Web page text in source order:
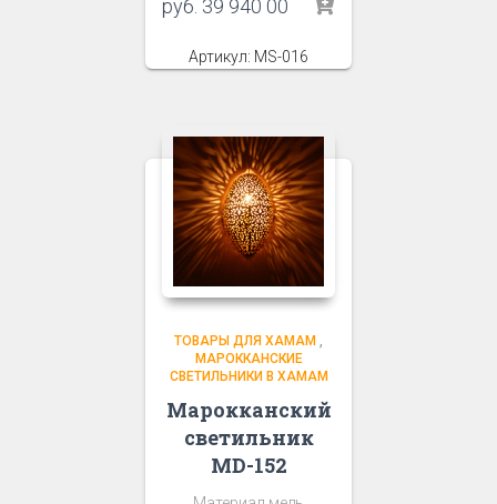
руб. 39 940 00
Артикул: MS-016
ТОВАРЫ ДЛЯ ХАМАМ ,
МАРОККАНСКИЕ
СВЕТИЛЬНИКИ В ХАМАМ
Марокканский
светильник
MD-152